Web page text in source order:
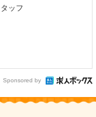
ッフ
Sponsored by